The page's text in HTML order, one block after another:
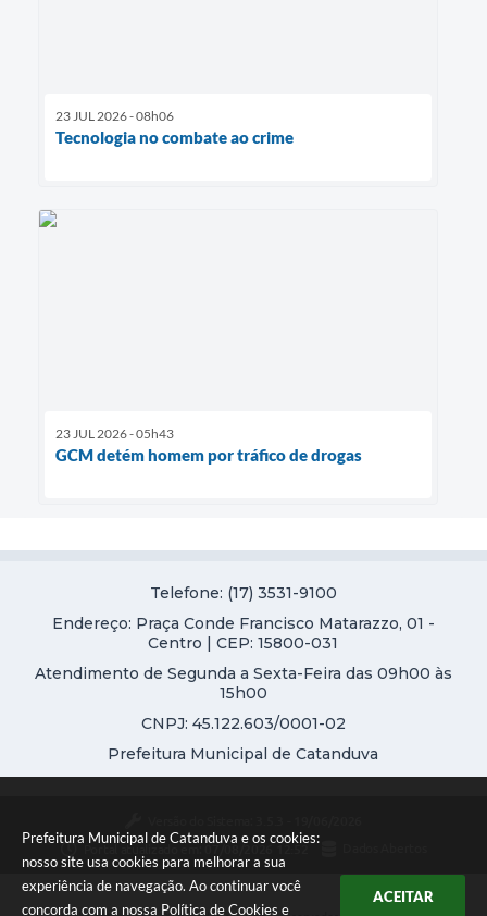
Prefeitura Municipal de Catanduva e os cookies:
nosso site usa cookies para melhorar a sua
experiência de navegação. Ao continuar você
concorda com a nossa Política de Cookies e
ACEITAR
23 JUL 2026 - 08h06
Tecnologia no combate ao crime
23 JUL 2026 - 05h43
GCM detém homem por tráfico de drogas
Telefone: (17) 3531-9100
Endereço: Praça Conde Francisco Matarazzo, 01 -
Centro | CEP: 15800-031
Atendimento de Segunda a Sexta-Feira das 09h00 às
15h00
CNPJ: 45.122.603/0001-02
Prefeitura Municipal de Catanduva
Portal atualizado em: